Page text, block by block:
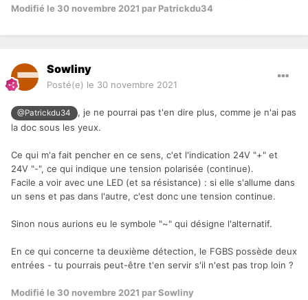
Modifié le 30 novembre 2021 par Patrickdu34
Sowliny
Posté(e) le 30 novembre 2021
@Patrickdu34
, je ne pourrai pas t'en dire plus, comme je n'ai pas
la doc sous les yeux.
Ce qui m'a fait pencher en ce sens, c'et l'indication 24V "+" et
24V "-", ce qui indique une tension polarisée (continue).
Facile a voir avec une LED (et sa résistance) : si elle s'allume dans
un sens et pas dans l'autre, c'est donc une tension continue.
Sinon nous aurions eu le symbole "~" qui désigne l'alternatif.
En ce qui concerne ta deuxième détection, le FGBS possède deux
entrées - tu pourrais peut-être t'en servir s'il n'est pas trop loin ?
Modifié le 30 novembre 2021 par Sowliny